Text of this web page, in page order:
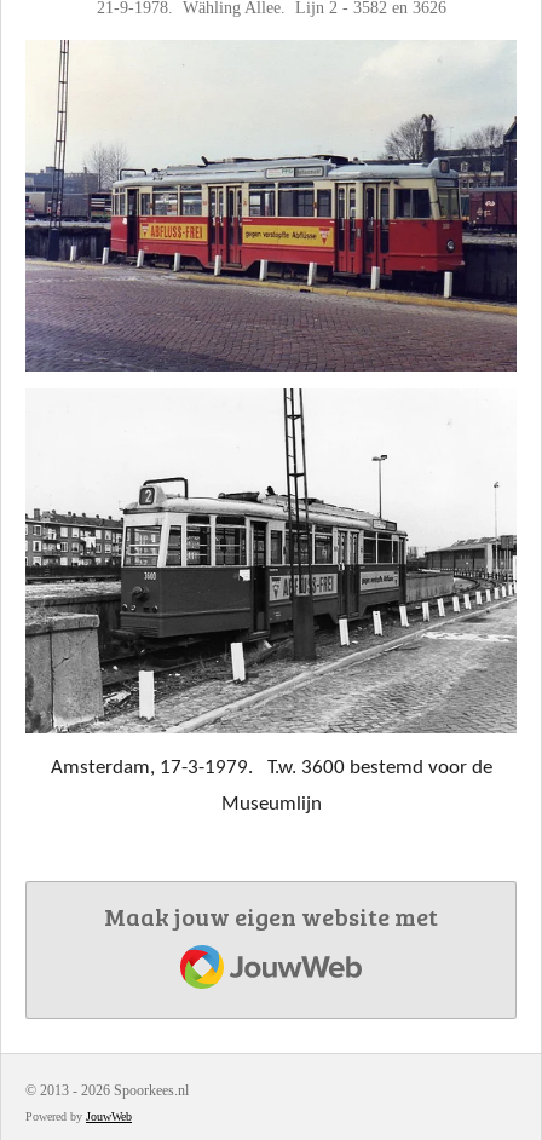
21-9-1978. Wähling Allee. Lijn 2 - 3582 en 3626
Amsterdam, 17-3-1979. T.w. 3600 bestemd voor de
Museumlijn
Maak jouw eigen website met
JouwWeb
© 2013 - 2026 Spoorkees.nl
Powered by JouwWeb